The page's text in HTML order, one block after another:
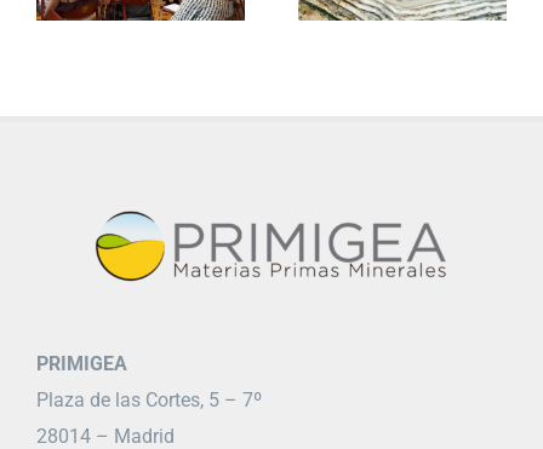
PRIMIGEA
Plaza de las Cortes, 5 – 7º
28014 – Madrid